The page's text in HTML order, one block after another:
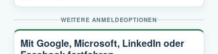
WEITERE ANMELDEOPTIONEN
Mit Google, Microsoft, LinkedIn oder